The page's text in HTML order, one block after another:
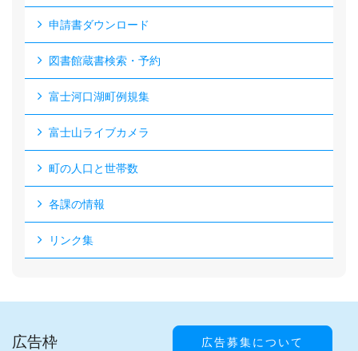
申請書ダウンロード
図書館蔵書検索・予約
富士河口湖町例規集
富士山ライブカメラ
町の人口と世帯数
各課の情報
リンク集
広告枠 広告募集について